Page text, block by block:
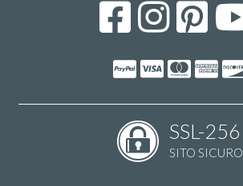
SSL-256
SITO SICURO